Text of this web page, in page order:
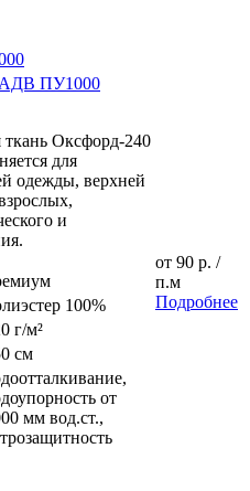
АДВ ПУ1000
Оксфорд-240
для
одежды, верхней
и
100%
г/м²
см
от
мм вод.ст.,
от 90 р. /
п.м
Подробнее